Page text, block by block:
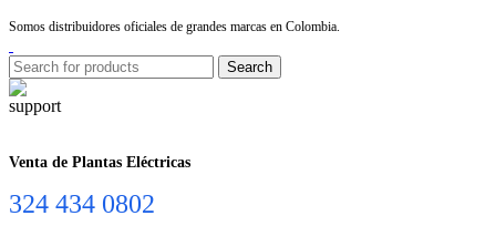
Somos distribuidores oficiales de grandes marcas en Colombia.
Search
Venta de Plantas Eléctricas
324 434 0802